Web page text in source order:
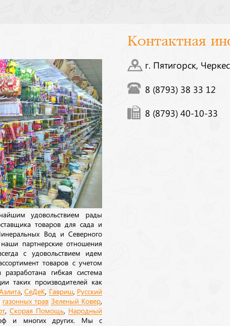
удовольствием рады
товаров для сада и
Вод и Северного
партнерские отношения
с удовольствием идем
товаров с учетом
гибкая система
таких производителей как
Аэлита,СеДеК Гавриш Русский
газонных трав Зеленый Ковер
, Скорая Помощь Народный
и многих других. Мы с
Контактная
г. Пятигорск,
8 (8793) 38 33 12
8 (8793) 40-10-33